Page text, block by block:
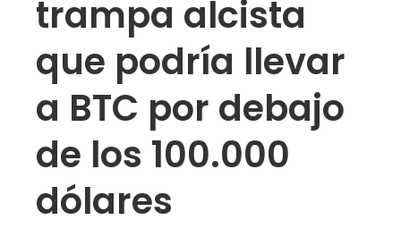
trampa alcista
que podría llevar
a BTC por debajo
de los 100.000
dólares